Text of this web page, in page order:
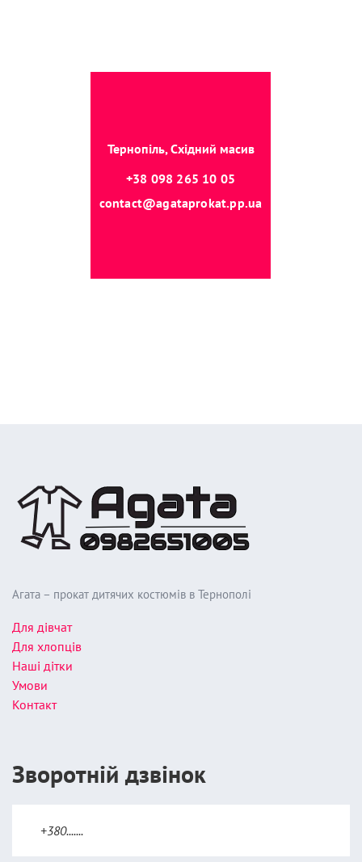
Тернопіль, Східний масив
+38 098 265 10 05
contact@agataprokat.pp.ua
Агата – прокат дитячих костюмів в Тернополі
Для дівчат
Для хлопців
Наші дітки
Умови
Контакт
Зворотній дзвінок